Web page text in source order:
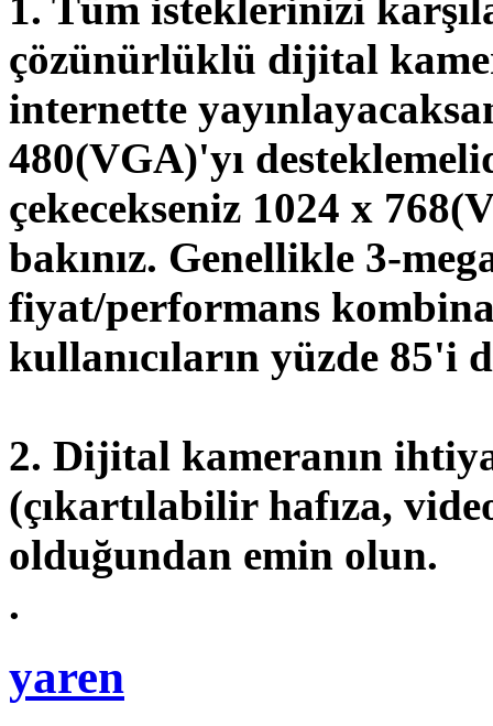
çözünürlüklü dijital
internette
480(VGA)'yı
çekecekseniz 1024 x
bakınız. Genellikle 3-
fiyat/performans
kullanıcıların yüzde 85'i
2. Dijital kameranın
(çıkartılabilir hafıza,
olduğundan emin olun.
.
yaren